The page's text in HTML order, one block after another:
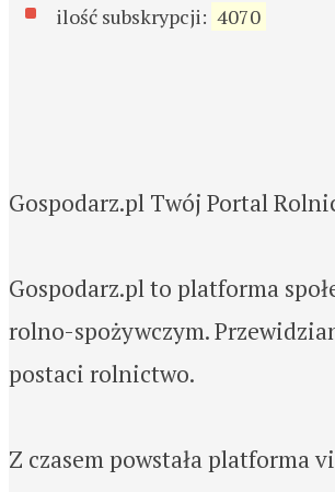
ilość subskrypcji: 4070
Gospodarz.pl Twój Portal
Gospodarz.pl to platforma
rolno-spożywczym.
postaci rolnictwo.
Z czasem powstała platforma